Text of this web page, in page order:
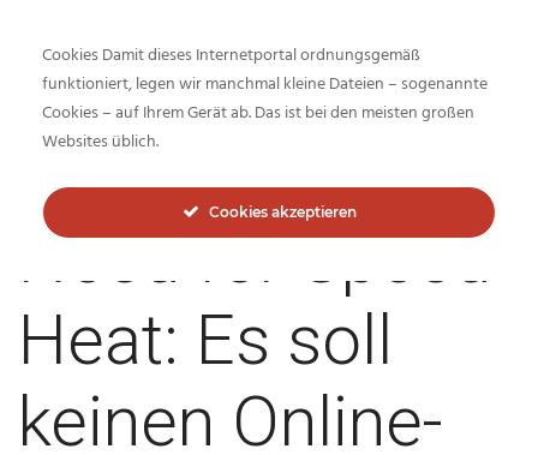
Inside-Network.net
Need for Speed
Heat: Es soll
keinen Online-
Cookies Damit dieses Internetportal ordnungsgemäß
funktioniert, legen wir manchmal kleine Dateien – sogenannte
Cookies – auf Ihrem Gerät ab. Das ist bei den meisten großen
Websites üblich.
Cookies akzeptieren